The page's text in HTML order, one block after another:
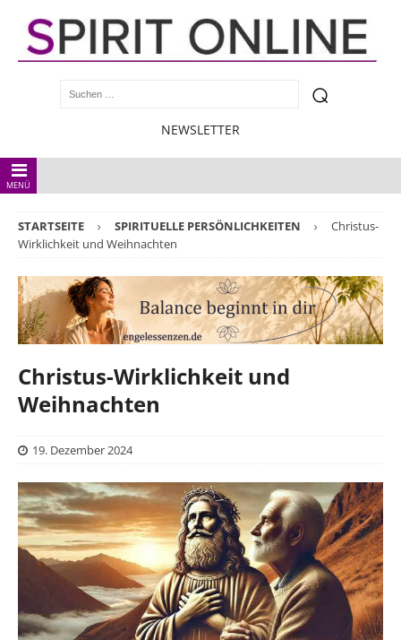
NEWSLETTER
MENÜ
STARTSEITE SPIRITUELLE PERSÖNLICHKEITEN
Christus-
Wirklichkeit und Weihnachten
Christus-Wirklichkeit und
Weihnachten
19. Dezember 2024